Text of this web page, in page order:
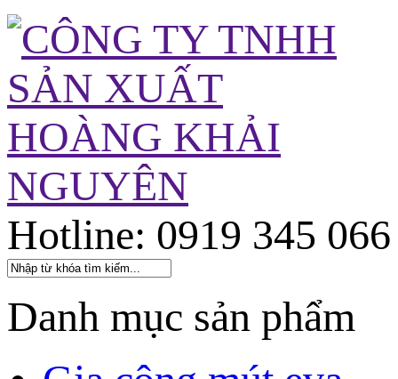
Hotline: 0919 345 066
Danh mục sản phẩm